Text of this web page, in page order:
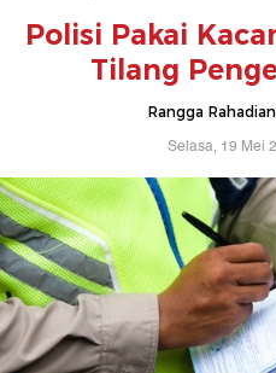
Polisi Pakai
Tilang
Rangga
Selasa, 19 Mei